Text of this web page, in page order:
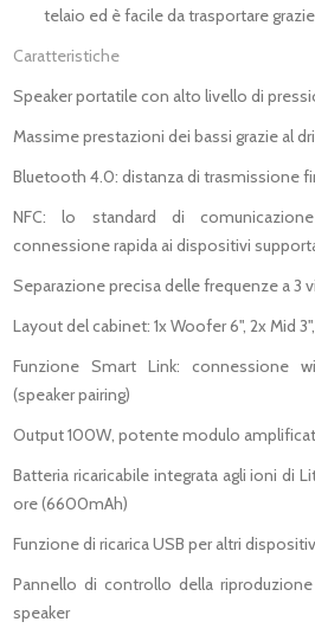
telaio ed è facile da trasportare
Caratteristiche
Speaker portatile con alto livello di
Massime prestazioni dei bassi grazie al
Bluetooth 4.0: distanza di trasmissione
NFC: lo standard di
connessione rapida ai dispositivi
Separazione precisa delle frequenze a 3
Layout del cabinet: 1x Woofer 6", 2x Mid
Funzione Smart Link: connessione
(speaker pairing)
Output 100W, potente modulo
Batteria ricaricabile integrata agli ioni di
ore (6600mAh)
Funzione di ricarica USB per altri
Pannello di controllo della
speaker